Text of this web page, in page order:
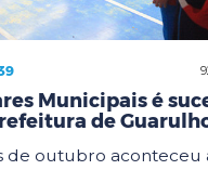
Municipais é
de
de outubro aconteceu